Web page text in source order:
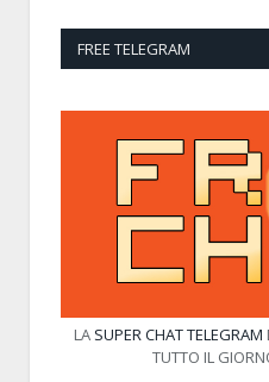
FREE TELEGRAM
LA SUPER CHAT TELEGRAM
TUTTO IL